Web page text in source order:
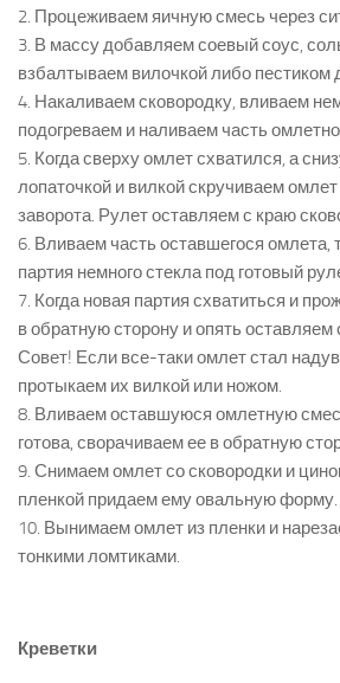
2. Процеживаем яичную смесь через
3. В массу добавляем соевый соус,
взбалтываем вилочкой либо пестиком
4. Накаливаем сковородку, вливаем
подогреваем и наливаем часть
5. Когда сверху омлет схватился, а
лопаточкой и вилкой скручиваем омлет
заворота. Рулет оставляем с краю
6. Вливаем часть оставшегося омлета,
партия немного стекла под готовый
7. Когда новая партия схватиться и
в обратную сторону и опять оставляем
Совет! Если все-таки омлет стал
протыкаем их вилкой или ножом.
8. Вливаем оставшуюся омлетную
готова, сворачиваем ее в обратную
9. Снимаем омлет со сковородки и
пленкой придаем ему овальную форму.
10. Вынимаем омлет из пленки и
тонкими ломтиками.
Креветки